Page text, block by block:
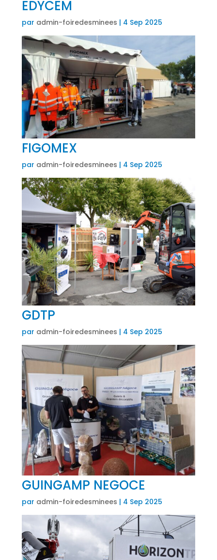
EDYCEM
par admin-foiredesminees | 4 Sep 2025
FIGOMEX
par admin-foiredesminees | 4 Sep 2025
GDTP
par admin-foiredesminees | 4 Sep 2025
GUINGAMP NEGOCE
par admin-foiredesminees | 4 Sep 2025